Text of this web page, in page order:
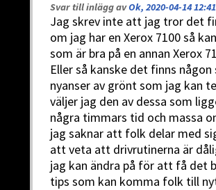
Svar till inlägg avOk, 2020-04-14 12:41
Jag skrev inte att jag tror det
om jag har en Xerox 7100 så
som är bra på en annan Xerox
Eller så kanske det finns
nyanser av grönt som jag kan
väljer jag den av dessa som
några timmars tid och massa
jag saknar att folk delar med
att veta att drivrutinerna är
jag kan ändra på för att få det
tips som kan komma folk till